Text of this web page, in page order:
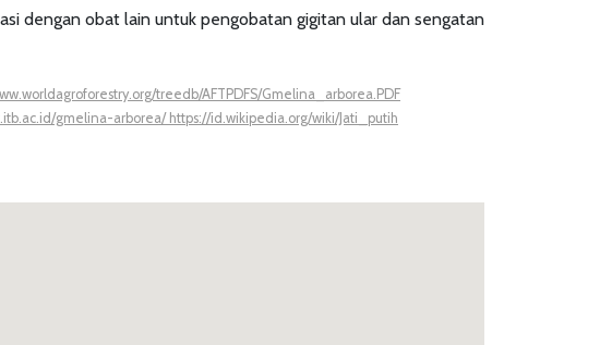
dengan obat lain untuk pengobatan gigitan ular dan sengatan
treedb/AFTPDFS/Gmelina_arborea.PDF
gmelina-arborea/ https://id.wikipedia.org/wiki/Jati_putih